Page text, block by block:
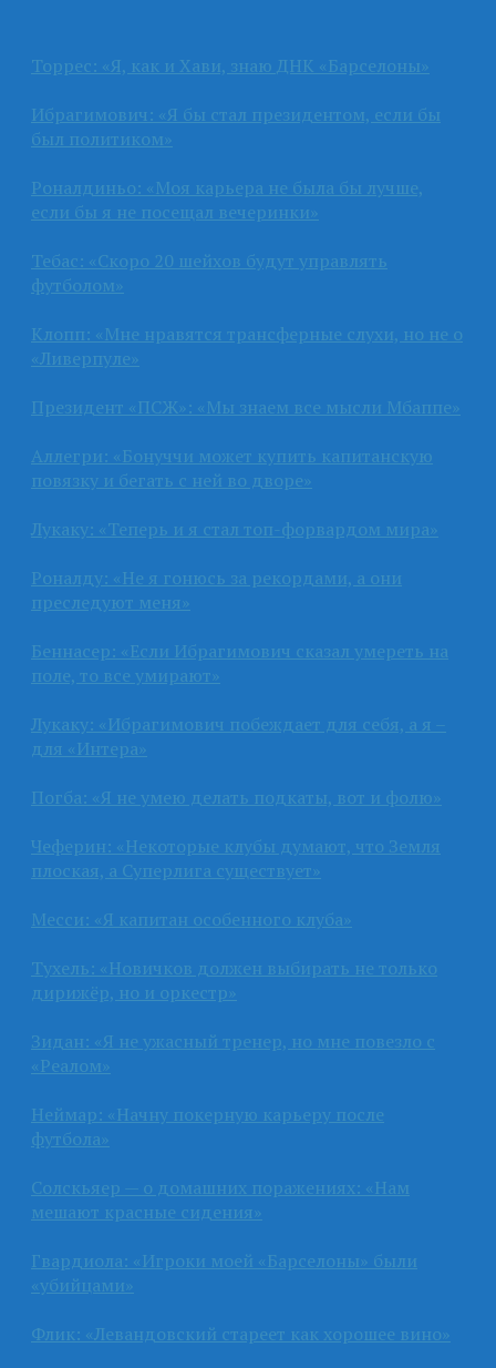
Торрес: «Я, как и Хави, знаю ДНК «Барселоны»
Ибрагимович: «Я бы стал президентом, если бы
был политиком»
Роналдиньо: «Моя карьера не была бы лучше,
если бы я не посещал вечеринки»
Тебас: «Скоро 20 шейхов будут управлять
футболом»
Клопп: «Мне нравятся трансферные слухи, но не о
«Ливерпуле»
Президент «ПСЖ»: «Мы знаем все мысли Мбаппе»
Аллегри: «Бонуччи может купить капитанскую
повязку и бегать с ней во дворе»
Лукаку: «Теперь и я стал топ-форвардом мира»
Роналду: «Не я гонюсь за рекордами, а они
преследуют меня»
Беннасер: «Если Ибрагимович сказал умереть на
поле, то все умирают»
Лукаку: «Ибрагимович побеждает для себя, а я –
для «Интера»
Погба: «Я не умею делать подкаты, вот и фолю»
Чеферин: «Некоторые клубы думают, что Земля
плоская, а Суперлига существует»
Месси: «Я капитан особенного клуба»
Тухель: «Новичков должен выбирать не только
дирижёр, но и оркестр»
Зидан: «Я не ужасный тренер, но мне повезло с
«Реалом»
Неймар: «Начну покерную карьеру после
футбола»
Солскьяер — о домашних поражениях: «Нам
мешают красные сидения»
Гвардиола: «Игроки моей «Барселоны» были
«убийцами»
Флик: «Левандовский стареет как хорошее вино»